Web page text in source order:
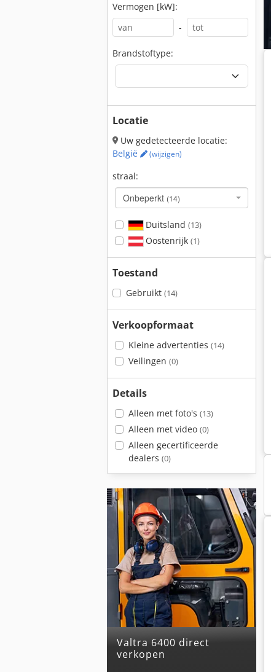
Vermogen [kW]:
-
Brandstoftype:
Locatie
Uw gedetecteerde locatie:
België
(wijzigen)
straal:
Onbeperkt (14)
Duitsland (13)
Oostenrijk (1)
Toestand
Gebruikt (14)
Verkoopformaat
Kleine advertenties (14)
Veilingen (0)
Details
Alleen met foto's (13)
Alleen met video (0)
Alleen gecertificeerde
dealers (0)
valtra 6400 direct
verkopen
Schaffer 336 S Schaffer 442 S